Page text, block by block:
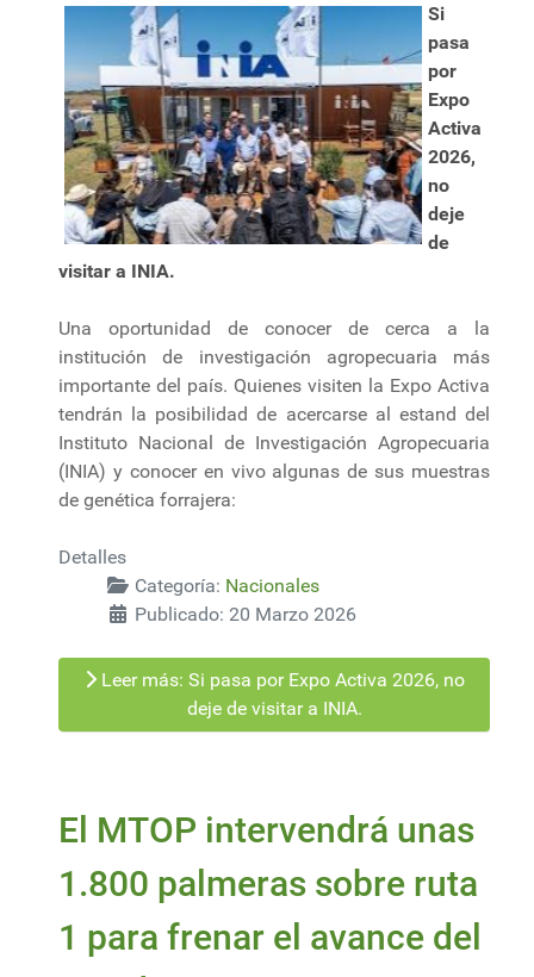
Si
pasa
por
Expo
Activa
2026,
no
deje
de
visitar a INIA.
Una oportunidad de conocer de cerca a la
institución de investigación agropecuaria más
importante del país. Quienes visiten la Expo Activa
tendrán la posibilidad de acercarse al estand del
Instituto Nacional de Investigación Agropecuaria
(INIA) y conocer en vivo algunas de sus muestras
de genética forrajera:
Detalles
Categoría: Nacionales
Publicado: 20 Marzo 2026
Leer más: Si pasa por Expo Activa 2026, no
deje de visitar a INIA.
El MTOP intervendrá unas
1.800 palmeras sobre ruta
1 para frenar el avance del